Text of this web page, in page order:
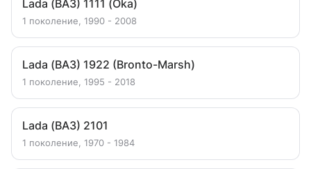
Lada (ВАЗ) 1111 (Oka)
1 поколение, 1990 - 2008
Lada (ВАЗ) 1922 (Bronto-Marsh)
1 поколение, 1995 - 2018
Lada (ВАЗ) 2101
1 поколение, 1970 - 1984